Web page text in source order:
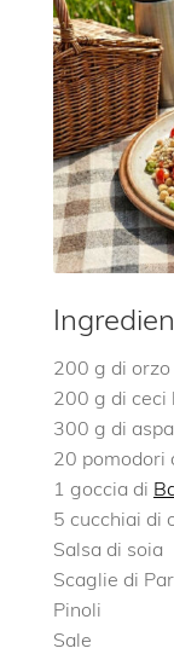
200 g di
200 g di ceci
300 g di
20 pomodori
1 goccia di
5 cucchiai di
Salsa di soia
Scaglie di
Pinoli
Sale